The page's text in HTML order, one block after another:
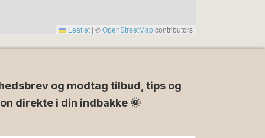
Leaflet | ©OpenStreetMapcontributors
og modtag tilbud, tips og
direkte i din indbakke 🌞